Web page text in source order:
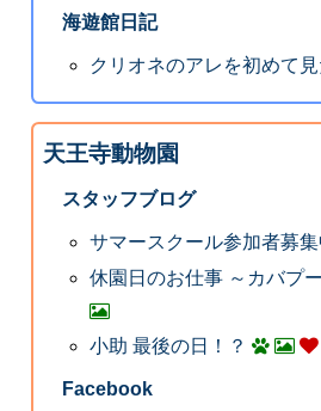
海遊館日記
クリオネのアレを初めて見
天王寺動物園
スタッフブログ
サマースクール参加者募集
休園日のお仕事 ～カバプ
小助 最後の日！？
Facebook